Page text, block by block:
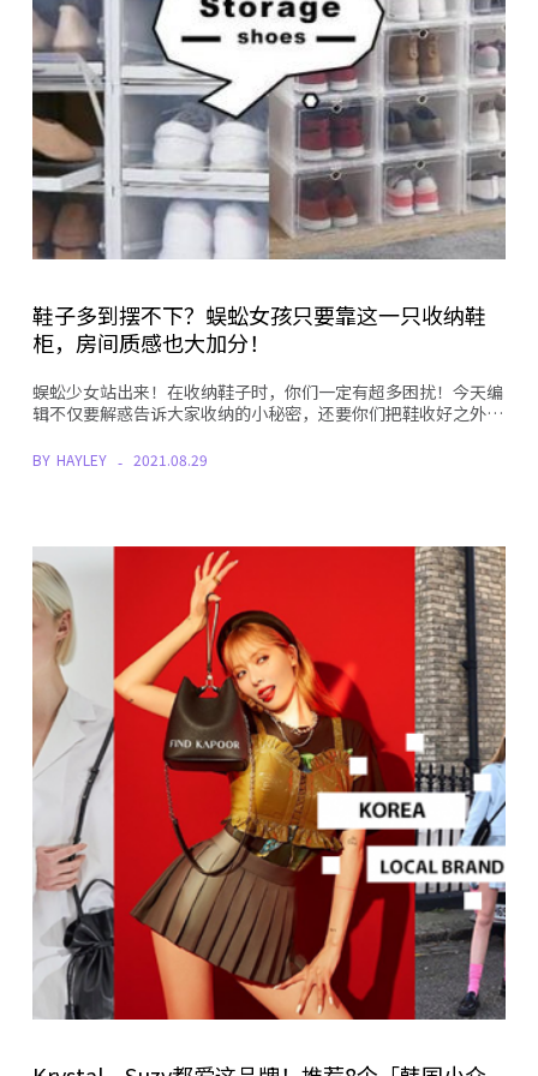
鞋子多到摆不下？蜈蚣女孩只要靠这一只收纳鞋
柜，房间质感也大加分！
蜈蚣少女站出来！在收纳鞋子时，你们一定有超多困扰！今天编
辑不仅要解惑告诉大家收纳的小秘密，还要你们把鞋收好之外…
BY HAYLEY 2021.08.29